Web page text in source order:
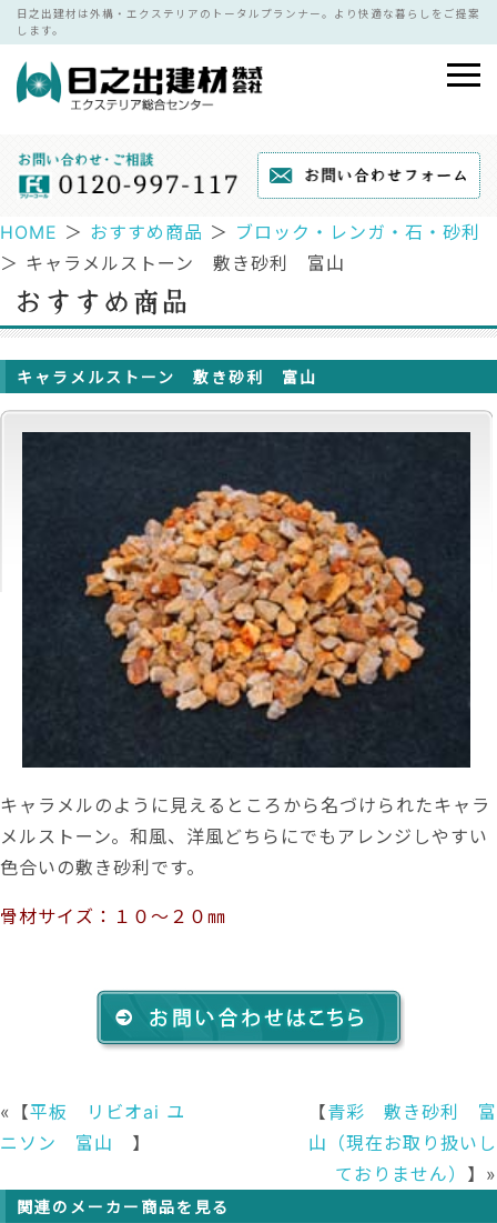
日之出建材は外構・エクステリアのトータルプランナー。より快適な暮らしをご提案
します。
HOME ＞ おすすめ商品 ＞ ブロック・レンガ・石・砂利
＞ キャラメルストーン 敷き砂利 富山
キャラメルストーン 敷き砂利 富山
キャラメルのように見えるところから名づけられたキャラ
メルストーン。和風、洋風どちらにでもアレンジしやすい
色合いの敷き砂利です。
骨材サイズ：１０～２０㎜
«【平板 リビオai ユ
ニソン 富山 】
【青彩 敷き砂利 富
山（現在お取り扱いし
ておりません） 】»
関連のメーカー商品を見る